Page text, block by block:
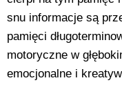
snu informacje są
pamięci
motoryczne w
emocjonalne i